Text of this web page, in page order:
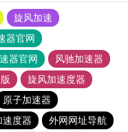
旋风加速
器官网
器官网
风驰加速器
旋风加速度器
原子加速器
速度器
外网网址导航